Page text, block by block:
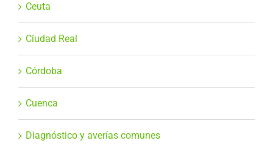
Ceuta
Ciudad Real
Córdoba
Cuenca
Diagnóstico y averías comunes